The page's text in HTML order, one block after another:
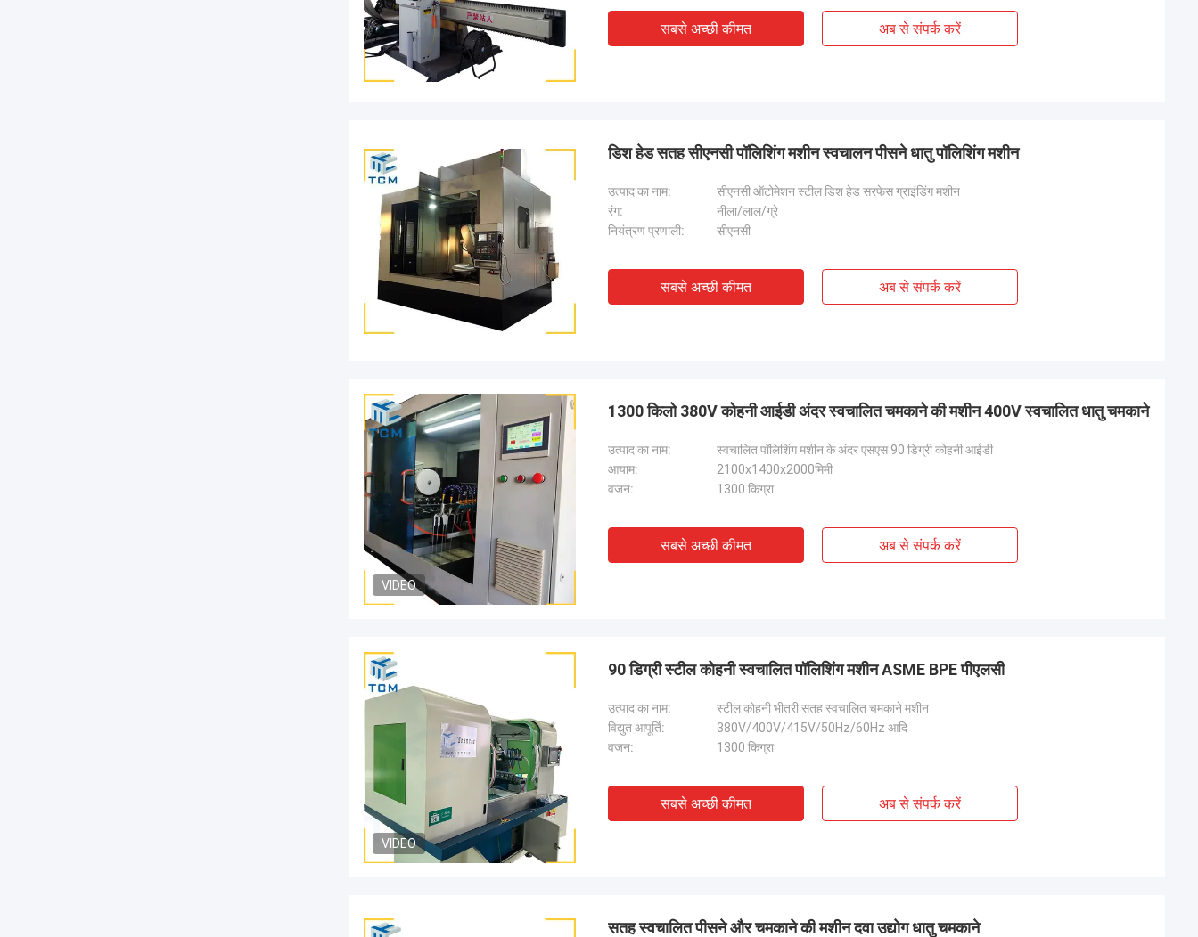
सबसे अच्छी कीमत अब से संपर्क करें
डिश हेड सतह सीएनसी पॉलिशिंग मशीन स्वचालन पीसने धातु पॉलिशिंग मशीन
उत्पाद का नाम:
सीएनसी ऑटोमेशन स्टील डिश हेड सरफेस ग्राइंडिंग मशीन
रंग:
नीला/लाल/ग्रे
नियंत्रण प्रणाली:
सीएनसी
सबसे अच्छी कीमत अब से संपर्क करें
VIDEO
1300 किलो 380V कोहनी आईडी अंदर स्वचालित चमकाने की मशीन 400V स्वचालित धातु चमकाने
उत्पाद का नाम:
स्वचालित पॉलिशिंग मशीन के अंदर एसएस 90 डिग्री कोहनी आईडी
आयाम:
2100x1400x2000मिमी
वजन:
1300 किग्रा
सबसे अच्छी कीमत अब से संपर्क करें
VIDEO
90 डिग्री स्टील कोहनी स्वचालित पॉलिशिंग मशीन ASME BPE पीएलसी
उत्पाद का नाम:
स्टील कोहनी भीतरी सतह स्वचालित चमकाने मशीन
विद्युत आपूर्ति:
380V/400V/415V/50Hz/60Hz आदि
वजन:
1300 किग्रा
सबसे अच्छी कीमत अब से संपर्क करें
सतह स्वचालित पीसने और चमकाने की मशीन दवा उद्योग धातु चमकाने